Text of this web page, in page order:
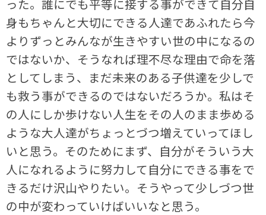
った。誰にでも平等に接する事ができて自分自
身もちゃんと大切にできる人達であふれたら今
よりずっとみんなが生きやすい世の中になるの
ではないか、そうなれば理不尽な理由で命を落
としてしまう、まだ未来のある子供達を少しで
も救う事ができるのではないだろうか。私はそ
の人にしか歩けない人生をその人のまま歩める
ような大人達がちょっとづつ増えていってほし
いと思う。そのためにまず、自分がそういう大
人になれるように努力して自分にできる事をで
きるだけ沢山やりたい。そうやって少しづつ世
の中が変わっていけばいいなと思う。